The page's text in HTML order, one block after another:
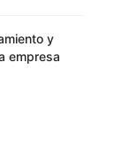
y
empresa